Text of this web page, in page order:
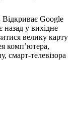
Відкриває Google
назад у вихідне
велику карту
комп’ютера,
смарт-телевізора